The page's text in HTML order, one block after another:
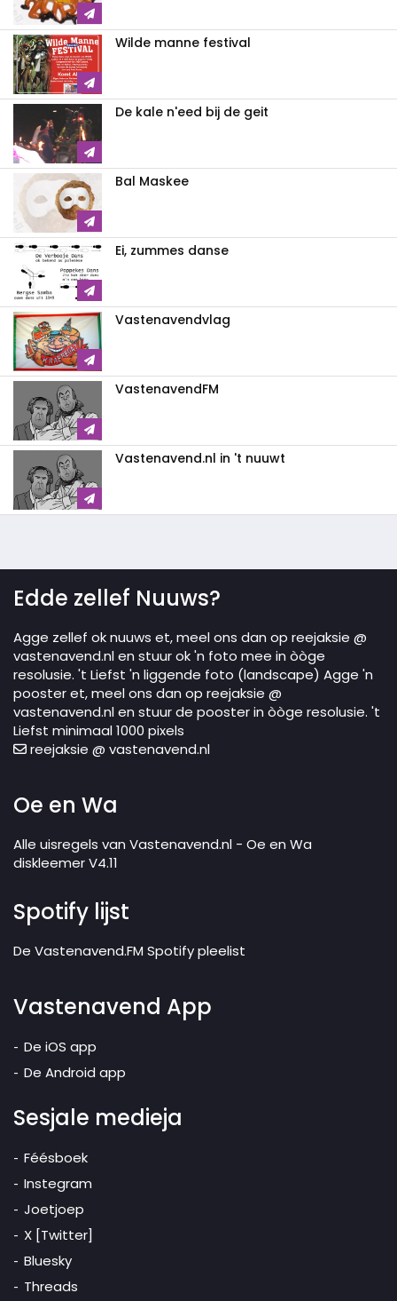
Wilde manne festival
De kale n'eed bij de geit
Bal Maskee
Ei, zummes danse
Vastenavendvlag
VastenavendFM
Vastenavend.nl in 't nuuwt
Edde zellef Nuuws?
Agge zellef ok nuuws et, meel ons dan op reejaksie @
vastenavend.nl en stuur ok 'n foto mee in òòge
resolusie. 't Liefst 'n liggende foto (landscape) Agge 'n
pooster et, meel ons dan op reejaksie @
vastenavend.nl en stuur de pooster in òòge resolusie. 't
Liefst minimaal 1000 pixels
reejaksie @ vastenavend.nl
Oe en Wa
Alle uisregels van Vastenavend.nl - Oe en Wa
diskleemer V4.11
Spotify lijst
De Vastenavend.FM Spotify pleelist
Vastenavend App
De iOS app
De Android app
Sesjale medieja
Féésboek
Instegram
Joetjoep
X [Twitter]
Bluesky
Threads